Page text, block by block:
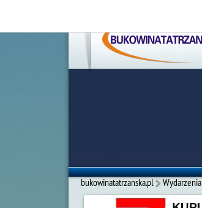
bukowinatatrzanska.pl Wydarzenia